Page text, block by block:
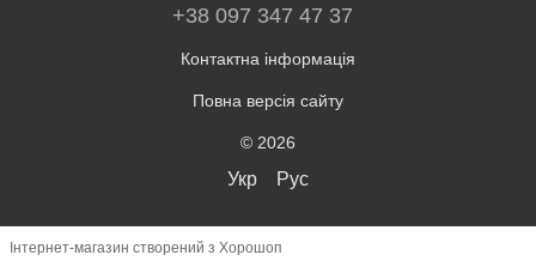
+38 097 347 47 37
Контактна інформація
Повна версія сайту
© 2026
Укр Рус
Інтернет-магазин створений з Хорошоп